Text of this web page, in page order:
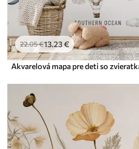
22.05€13.23€